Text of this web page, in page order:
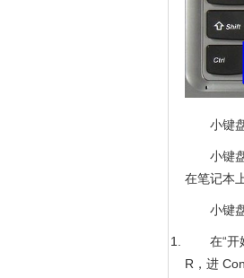
小键
小键
在笔记本
小键
在“
R，进